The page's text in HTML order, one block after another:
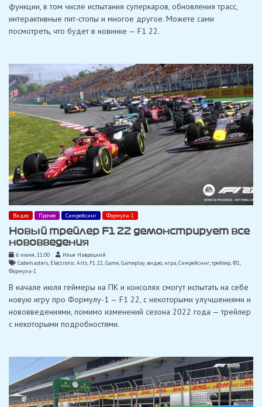
функции, в том числе испытания суперкаров, обновления трасс,
интерактивные пит-стопы и многое другое. Можете сами
посмотреть, что будет в новинке — F1 22.
Видео Прочее Симрейсинг Формула-1
Новый трейлер F1 22 демонстрирует все
нововведения
6 июня, 11:00
Илья Навроцкий
Codemasters, Electronic Arts, F1 22,Game,Gameplay, видео, игра,Симрейсинг,трейлер,Ф1
Формула-1
В начале июля геймеры на ПК и консолях смогут испытать на себе
новую игру про Формулу-1 — F1 22, с некоторыми улучшениями и
нововведениями, помимо изменений сезона 2022 года — трейлер
с некоторыми подробностями.